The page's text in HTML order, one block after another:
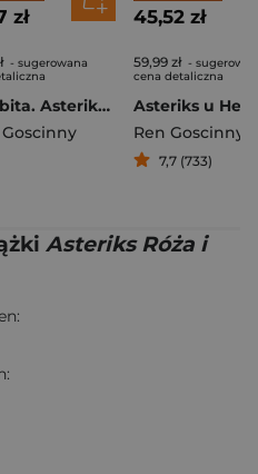
zł
- sugerowana
Wróżbita. Asteriks. Tom 19
45,52 zł
59,99 zł -
cena detaliczna
Ren Goscinny
7,7 (733)
Asteriks Róża i